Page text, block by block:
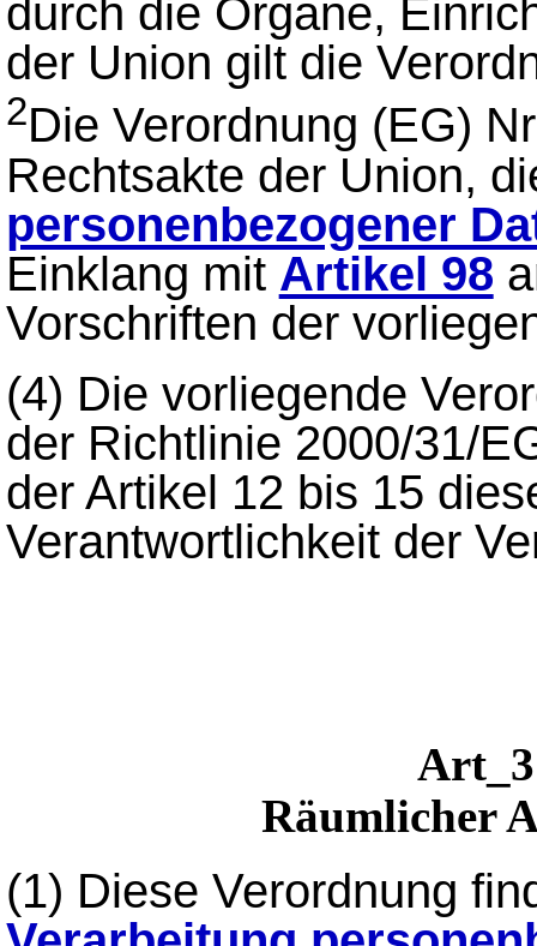
durch die Organe,
der Union gilt die
2Die Verordnung (EG)
Rechtsakte der Union,
personenbezogener
Einklang mit Artikel 98
Vorschriften der
(4) Die vorliegende
der Richtlinie 2000/31/
der Artikel 12 bis 15
Verantwortlichkeit der
Räumlicher
(1) Diese Verordnung